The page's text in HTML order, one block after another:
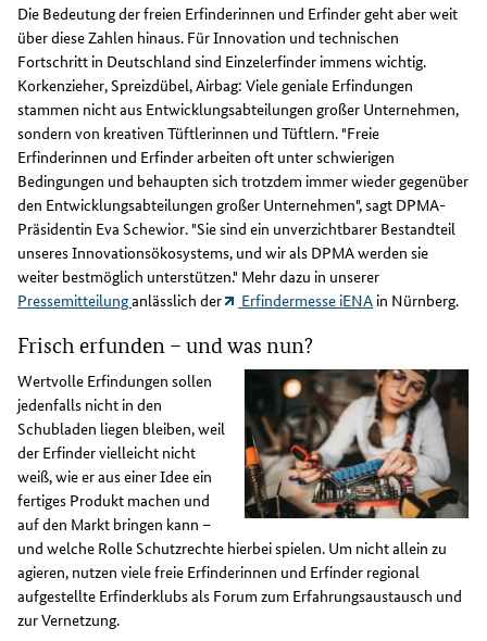
Die Bedeutung der freien Erfinderinnen und Erfinder geht aber weit
über diese Zahlen hinaus. Für Innovation und technischen
Fortschritt in Deutschland sind Einzelerfinder immens wichtig.
Korkenzieher, Spreizdübel, Airbag: Viele geniale Erfindungen
stammen nicht aus Entwicklungsabteilungen großer Unternehmen,
sondern von kreativen Tüftlerinnen und Tüftlern. "Freie
Erfinderinnen und Erfinder arbeiten oft unter schwierigen
Bedingungen und behaupten sich trotzdem immer wieder gegenüber
den Entwicklungsabteilungen großer Unternehmen", sagt DPMA-
Präsidentin Eva Schewior. "Sie sind ein unverzichtbarer Bestandteil
unseres Innovationsökosystems, und wir als DPMA werden sie
weiter bestmöglich unterstützen." Mehr dazu in unserer
Pressemitteilunganlässlich der Erfindermesse iENA in Nürnberg.
Frisch erfunden – und was nun?
Wertvolle Erfindungen sollen
jedenfalls nicht in den
Schubladen liegen bleiben, weil
der Erfinder vielleicht nicht
weiß, wie er aus einer Idee ein
fertiges Produkt machen und
auf den Markt bringen kann –
und welche Rolle Schutzrechte hierbei spielen. Um nicht allein zu
agieren, nutzen viele freie Erfinderinnen und Erfinder regional
aufgestellte Erfinderklubs als Forum zum Erfahrungsaustausch und
zur Vernetzung.